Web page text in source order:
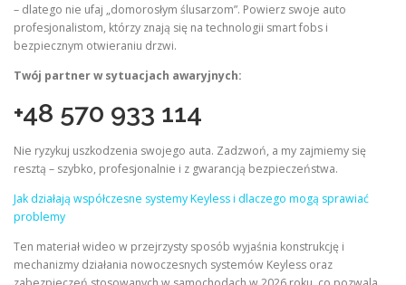
– dlatego nie ufaj „domorosłym ślusarzom”. Powierz swoje auto
profesjonalistom, którzy znają się na technologii smart fobs i
bezpiecznym otwieraniu drzwi.
Twój partner w sytuacjach awaryjnych:
+48 570 933 114
Nie ryzykuj uszkodzenia swojego auta. Zadzwoń, a my zajmiemy się
resztą – szybko, profesjonalnie i z gwarancją bezpieczeństwa.
Jak działają współczesne systemy Keyless i dlaczego mogą sprawiać
problemy
Ten materiał wideo w przejrzysty sposób wyjaśnia konstrukcję i
mechanizmy działania nowoczesnych systemów Keyless oraz